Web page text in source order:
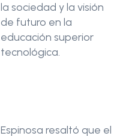
la sociedad y la visión
de futuro en la
educación superior
tecnológica.
Espinosa resaltó que el